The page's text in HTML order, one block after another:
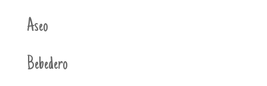
Aseo
Bebedero